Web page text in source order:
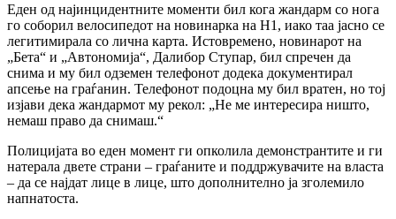
Еден од најинцидентните моменти бил кога жандарм со нога
го соборил велосипедот на новинарка на Н1, иако таа јасно се
легитимирала со лична карта. Истовремено, новинарот на
„Бета“ и „Автономија“, Далибор Ступар, бил спречен да
снима и му бил одземен телефонот додека документирал
апсење на граѓанин. Телефонот подоцна му бил вратен, но тој
изјави дека жандармот му рекол: „Не ме интересира ништо,
немаш право да снимаш.“
Полицијата во еден момент ги опколила демонстрантите и ги
натерала двете страни – граѓаните и поддржувачите на власта
– да се најдат лице в лице, што дополнително ја зголемило
напнатоста.